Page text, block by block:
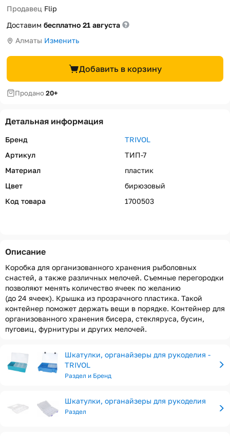
Продавец Flip
Доставим бесплатно 21 августа
Алматы Изменить
Добавить в корзину
Продано20+
Детальная информация
Бренд
TRIVOL
Артикул
ТИП-7
Материал
пластик
Цвет
бирюзовый
Код товара
1700503
Описание
Коробка для организованного хранения рыболовных
снастей, а также различных мелочей. Съемные перегородки
позволяют менять количество ячеек по желанию
(до 24 ячеек). Крышка из прозрачного пластика. Такой
контейнер поможет держать вещи в порядке. Контейнер для
организованного хранения бисера, стекляруса, бусин,
пуговиц, фурнитуры и других мелочей.
Шкатулки, органайзеры для рукоделия -
TRIVOL
Раздел и Бренд
Шкатулки, органайзеры для рукоделия
Раздел